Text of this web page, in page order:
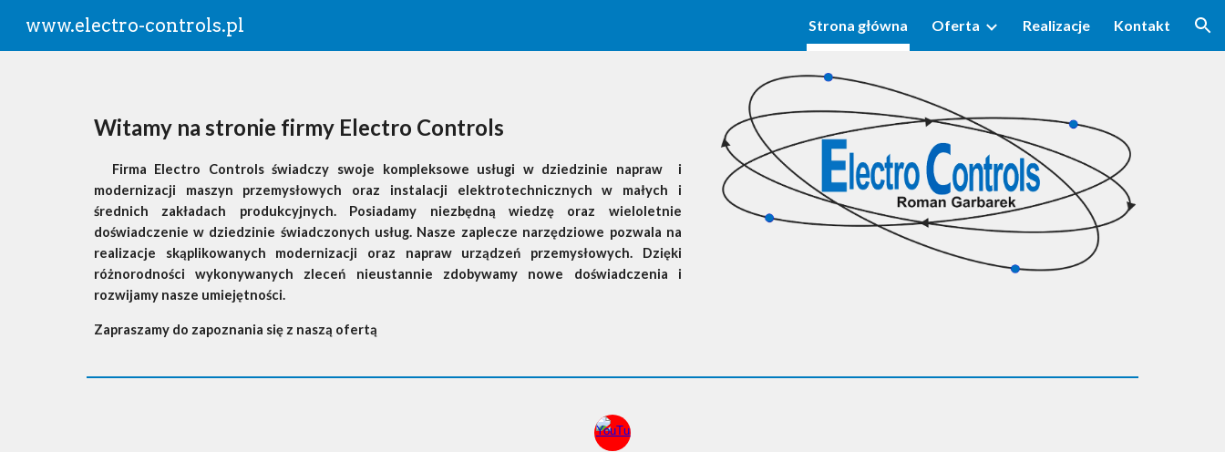
Skip to navigation
www.electro-controls.pl Strona główna Oferta Realizacje Kontakt
Witamy na stronie firmy Electro Controls
Firma Electro Controls świadczy swoje kompleksowe usługi w dziedzinie napraw i
modernizacji maszyn przemysłowych oraz instalacji elektrotechnicznych w małych i
średnich zakładach produkcyjnych. Posiadamy niezbędną wiedzę oraz wieloletnie
doświadczenie w dziedzinie świadczonych usług. Nasze zaplecze narzędziowe pozwala na
realizacje skąplikowanych modernizacji oraz napraw urządzeń przemysłowych. Dzięki
różnorodności wykonywanych zleceń nieustannie zdobywamy nowe doświadczenia i
rozwijamy nasze umiejętności.
Zapraszamy do zapoznania się z naszą ofertą